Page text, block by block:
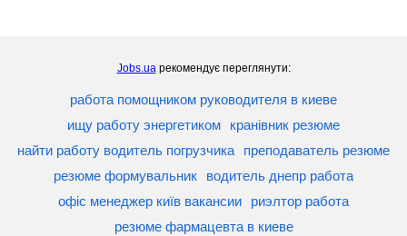
Jobs.uaрекомендує переглянути:
работа помощником руководителя в киеве
ищу работу энергетиком
кранівник резюме
найти работу водитель погрузчика
преподаватель резюме
резюме формувальник
водитель днепр работа
офіс менеджер київ вакансии
риэлтор работа
резюме фармацевта в киеве